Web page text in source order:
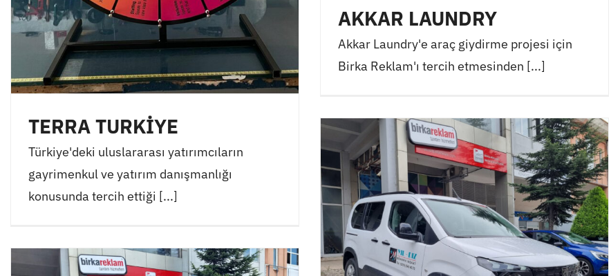
TERRA TURKİYE
Türkiye'deki uluslararası yatırımcıların
gayrimenkul ve yatırım danışmanlığı
konusunda tercih ettiği [...]
AKKAR LAUNDRY
Akkar Laundry'e araç giydirme projesi için
Birka Reklam'ı tercih etmesinden [...]